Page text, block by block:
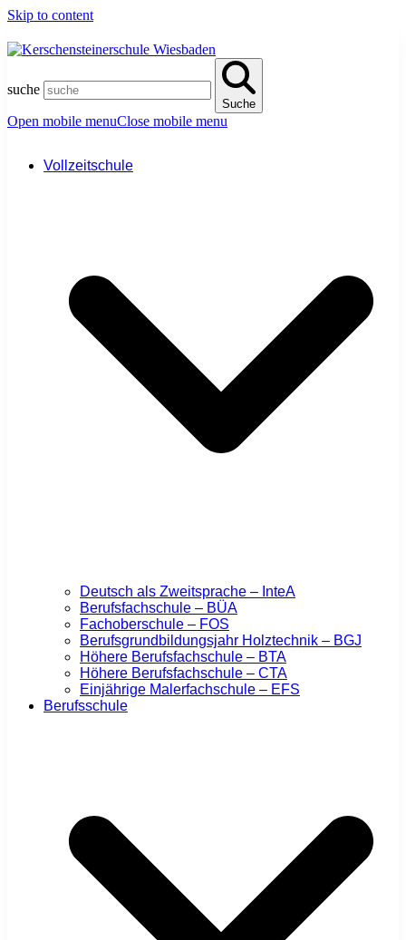
Skip to content
suche
Suche
Open mobile menuClose mobile menu
Vollzeitschule
Deutsch als Zweitsprache – InteA
Berufsfachschule – BÜA
Fachoberschule – FOS
Berufsgrundbildungsjahr Holztechnik – BGJ
Höhere Berufsfachschule – BTA
Höhere Berufsfachschule – CTA
Einjährige Malerfachschule – EFS
Berufsschule